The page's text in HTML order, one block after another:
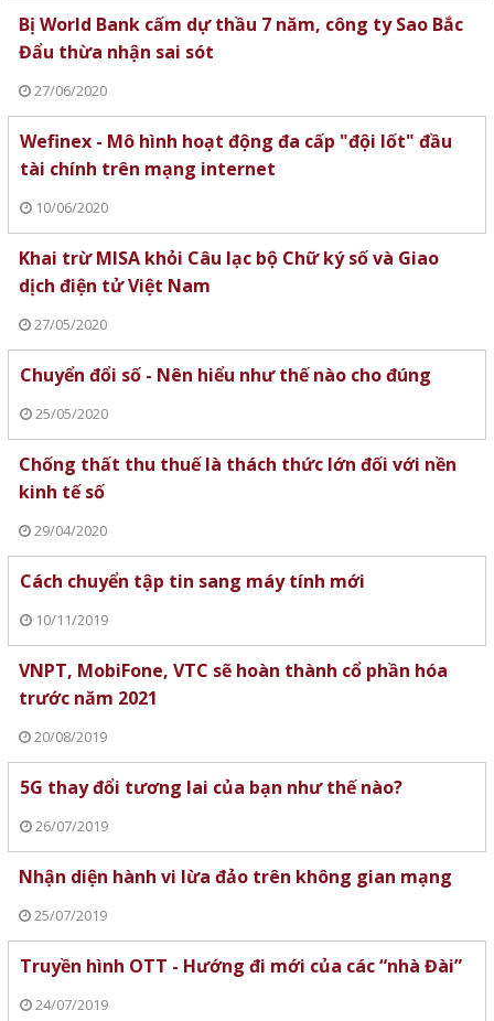
Bị World Bank cấm dự thầu 7 năm, công ty Sao Bắc
Đẩu thừa nhận sai sót
27/06/2020
Wefinex - Mô hình hoạt động đa cấp "đội lốt" đầu
tài chính trên mạng internet
10/06/2020
Khai trừ MISA khỏi Câu lạc bộ Chữ ký số và Giao
dịch điện tử Việt Nam
27/05/2020
Chuyển đổi số - Nên hiểu như thế nào cho đúng
25/05/2020
Chống thất thu thuế là thách thức lớn đối với nền
kinh tế số
29/04/2020
Cách chuyển tập tin sang máy tính mới
10/11/2019
VNPT, MobiFone, VTC sẽ hoàn thành cổ phần hóa
trước năm 2021
20/08/2019
5G thay đổi tương lai của bạn như thế nào?
26/07/2019
Nhận diện hành vi lừa đảo trên không gian mạng
25/07/2019
Truyền hình OTT - Hướng đi mới của các “nhà Đài”
24/07/2019